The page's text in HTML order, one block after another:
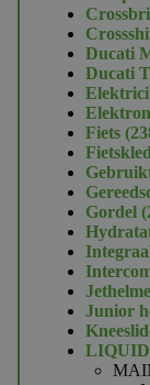
Ducati
Ducati
Fiets
Gordel
Junior